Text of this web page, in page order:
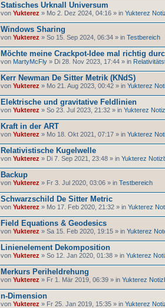
Statisches Urknall Universum
von Yukterez » Mo 2. Dez 2024, 04:16 » in Yukterez
Windows Sharing
von Yukterez » So 15. Sep 2024, 06:34 » in Testbereich
Möchte meine Crackpot-Idee mal richtig
von MartyMcFly » Di 28. Nov 2023, 17:44 » in
Kerr Newman De Sitter Metrik (KNdS)
von Yukterez » Mo 21. Aug 2023, 00:42 » in Yukterez
Elektrische und gravitative Feldlinien
von Yukterez » So 23. Jul 2023, 21:32 » in Yukterez
Kraft in der ART
von Yukterez » Mo 18. Okt 2021, 07:17 » in Yukterez
Relativistische Kugelwelle
von Yukterez » Di 7. Sep 2021, 23:48 » in Yukterez
Backup
von Yukterez » Fr 3. Jul 2020, 03:06 » in Testbereich
Schwarzschild De Sitter Metric
von Yukterez » Mo 17. Feb 2020, 21:32 » in Yukterez
Field Equations & Geodesics
von Yukterez » Sa 15. Feb 2020, 19:15 » in Yukterez
Linienelement Dekomposition
von Yukterez » So 12. Jan 2020, 01:38 » in Yukterez
Merkurs Periheldrehung
von Yukterez » Fr 1. Mär 2019, 06:39 » in Yukterez
n-Dimension
von Yukterez » Fr 25. Jan 2019, 15:35 » in Yukterez